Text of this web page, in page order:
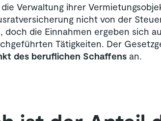
Verwaltung ihrer
nicht von der
doch die Einnahmen ergeben sich
Tätigkeiten. Der
des beruflichen Schaffens an.